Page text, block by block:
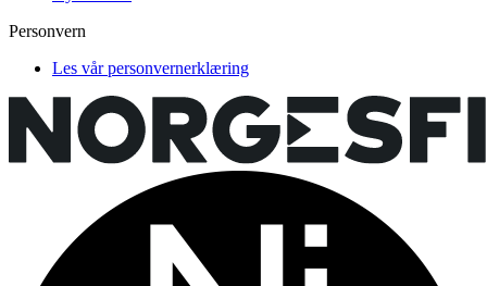
Personvern
Les vår personvernerklæring